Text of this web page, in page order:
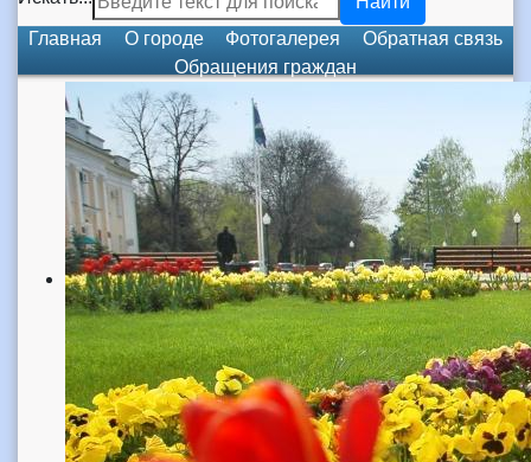
Главная
О городе Фотогалерея
Обратная связь
Обращения граждан